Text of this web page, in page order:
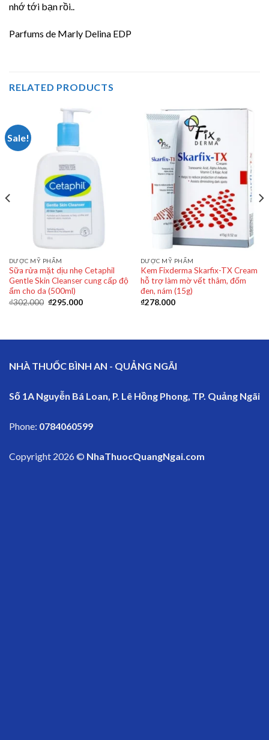
nhớ tới bạn rồi..
Parfums de Marly Delina EDP
RELATED PRODUCTS
Sale!
DƯỢC MỸ PHẨM
Sữa rửa mặt dịu nhẹ Cetaphil
Gentle Skin Cleanser cung cấp độ
ẩm cho da (500ml)
₫302.000 ₫295.000
DƯỢC MỸ PHẨM
Kem Fixderma Skarfix-TX Cream
hỗ trợ làm mờ vết thâm, đốm
đen, nám (15g)
₫278.000
NHÀ THUỐC BÌNH AN - QUẢNG NGÃI
Số 1A Nguyễn Bá Loan, P. Lê Hồng Phong, TP. Quảng Ngãi
Phone: 0784060599
Copyright 2026 © NhaThuocQuangNgai.com